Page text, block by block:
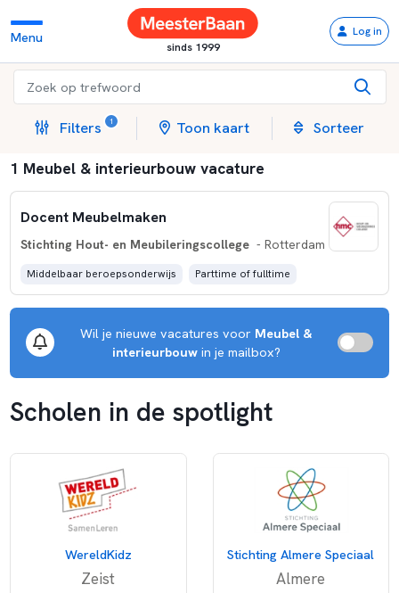
Menu
sinds 1999
Log in
Filters 1 Toon kaart Sorteer
1 Meubel & interieurbouw vacature
Docent Meubelmaken
Stichting Hout- en Meubileringscollege - Rotterdam
Middelbaar beroepsonderwijs Parttime of fulltime
Wil je nieuwe vacatures voor Meubel &
interieurbouwin je mailbox?
Scholen in de spotlight
WereldKidz
Zeist
Stichting Almere Speciaal
Almere